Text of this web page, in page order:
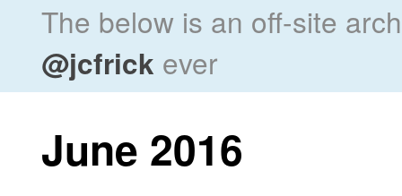
The below is an off-site
@jcfrick ever
June 2016